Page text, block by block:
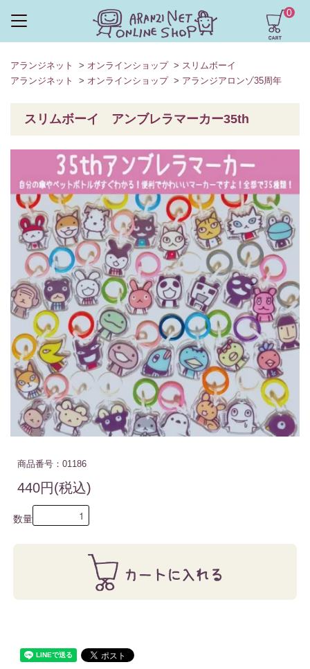
0
アランジネット > オンラインショップ > スリムボーイ
アランジネット
> オンラインショップ > アランジアロンゾ35周年
スリムボーイ アンブレラマーカー35th
商品番号：01186
440円(税込)
数量